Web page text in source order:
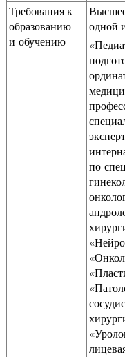
Требования к
образованию
и обучению
одной
по